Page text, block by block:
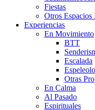
Fiestas
Otros Espacios
Experiencias
En Movimiento
BTT
Escalada
Otras
En Calma
Al Pasado
Espirituales